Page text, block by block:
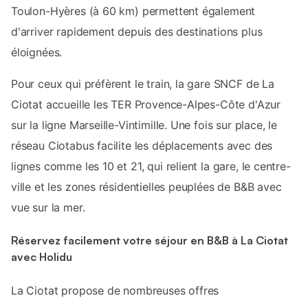
Toulon-Hyères (à 60 km) permettent également
d'arriver rapidement depuis des destinations plus
éloignées.
Pour ceux qui préfèrent le train, la gare SNCF de La
Ciotat accueille les TER Provence-Alpes-Côte d'Azur
sur la ligne Marseille-Vintimille. Une fois sur place, le
réseau Ciotabus facilite les déplacements avec des
lignes comme les 10 et 21, qui relient la gare, le centre-
ville et les zones résidentielles peuplées de B&B avec
vue sur la mer.
Réservez facilement votre séjour en B&B à La Ciotat
avec Holidu
La Ciotat propose de nombreuses offres